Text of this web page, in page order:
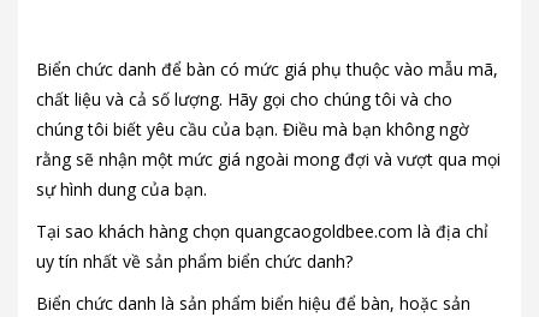
Biển chức danh để bàn có mức giá phụ thuộc vào mẫu mã,
chất liệu và cả số lượng. Hãy gọi cho chúng tôi và cho
chúng tôi biết yêu cầu của bạn. Điều mà bạn không ngờ
rằng sẽ nhận một mức giá ngoài mong đợi và vượt qua mọi
sự hình dung của bạn.
Tại sao khách hàng chọn quangcaogoldbee.com là địa chỉ
uy tín nhất về sản phẩm biển chức danh?
Biển chức danh là sản phẩm biển hiệu để bàn, hoặc sản